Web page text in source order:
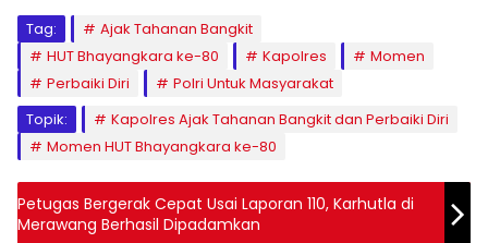
Tag:
Ajak Tahanan Bangkit
HUT Bhayangkara ke-80
Kapolres
Momen
Perbaiki Diri
Polri Untuk Masyarakat
Topik:
Kapolres Ajak Tahanan Bangkit dan Perbaiki Diri
Momen HUT Bhayangkara ke-80
Petugas Bergerak Cepat Usai Laporan 110, Karhutla di
Merawang Berhasil Dipadamkan